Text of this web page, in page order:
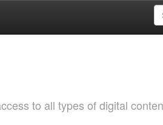
to all types of digital